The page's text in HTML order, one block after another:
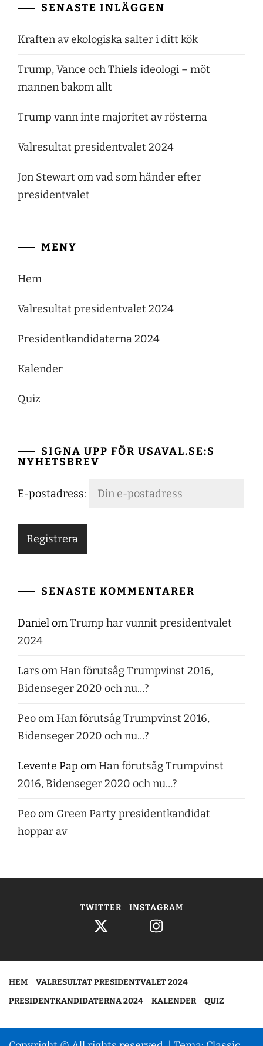
SENASTE INLÄGGEN
Kraften av ekologiska salter i ditt kök
Trump, Vance och Thiels ideologi – möt
mannen bakom allt
Trump vann inte majoritet av rösterna
Valresultat presidentvalet 2024
Jon Stewart om vad som händer efter
presidentvalet
MENY
Hem
Valresultat presidentvalet 2024
Presidentkandidaterna 2024
Kalender
Quiz
SIGNA UPP FÖR USAVAL.SE:S
NYHETSBREV
E-postadress:
SENASTE KOMMENTARER
DanielomTrump har vunnit presidentvalet
2024
Lars om Han förutsåg Trumpvinst 2016,
Bidenseger 2020 och nu…?
Peoom Han förutsåg Trumpvinst 2016,
Bidenseger 2020 och nu…?
Levente Pap om Han förutsåg Trumpvinst
2016, Bidenseger 2020 och nu…?
Peoom Green Party presidentkandidat
hoppar av
TWITTER INSTAGRAM
HEM
VALRESULTAT PRESIDENTVALET 2024
PRESIDENTKANDIDATERNA 2024
KALENDER QUIZ